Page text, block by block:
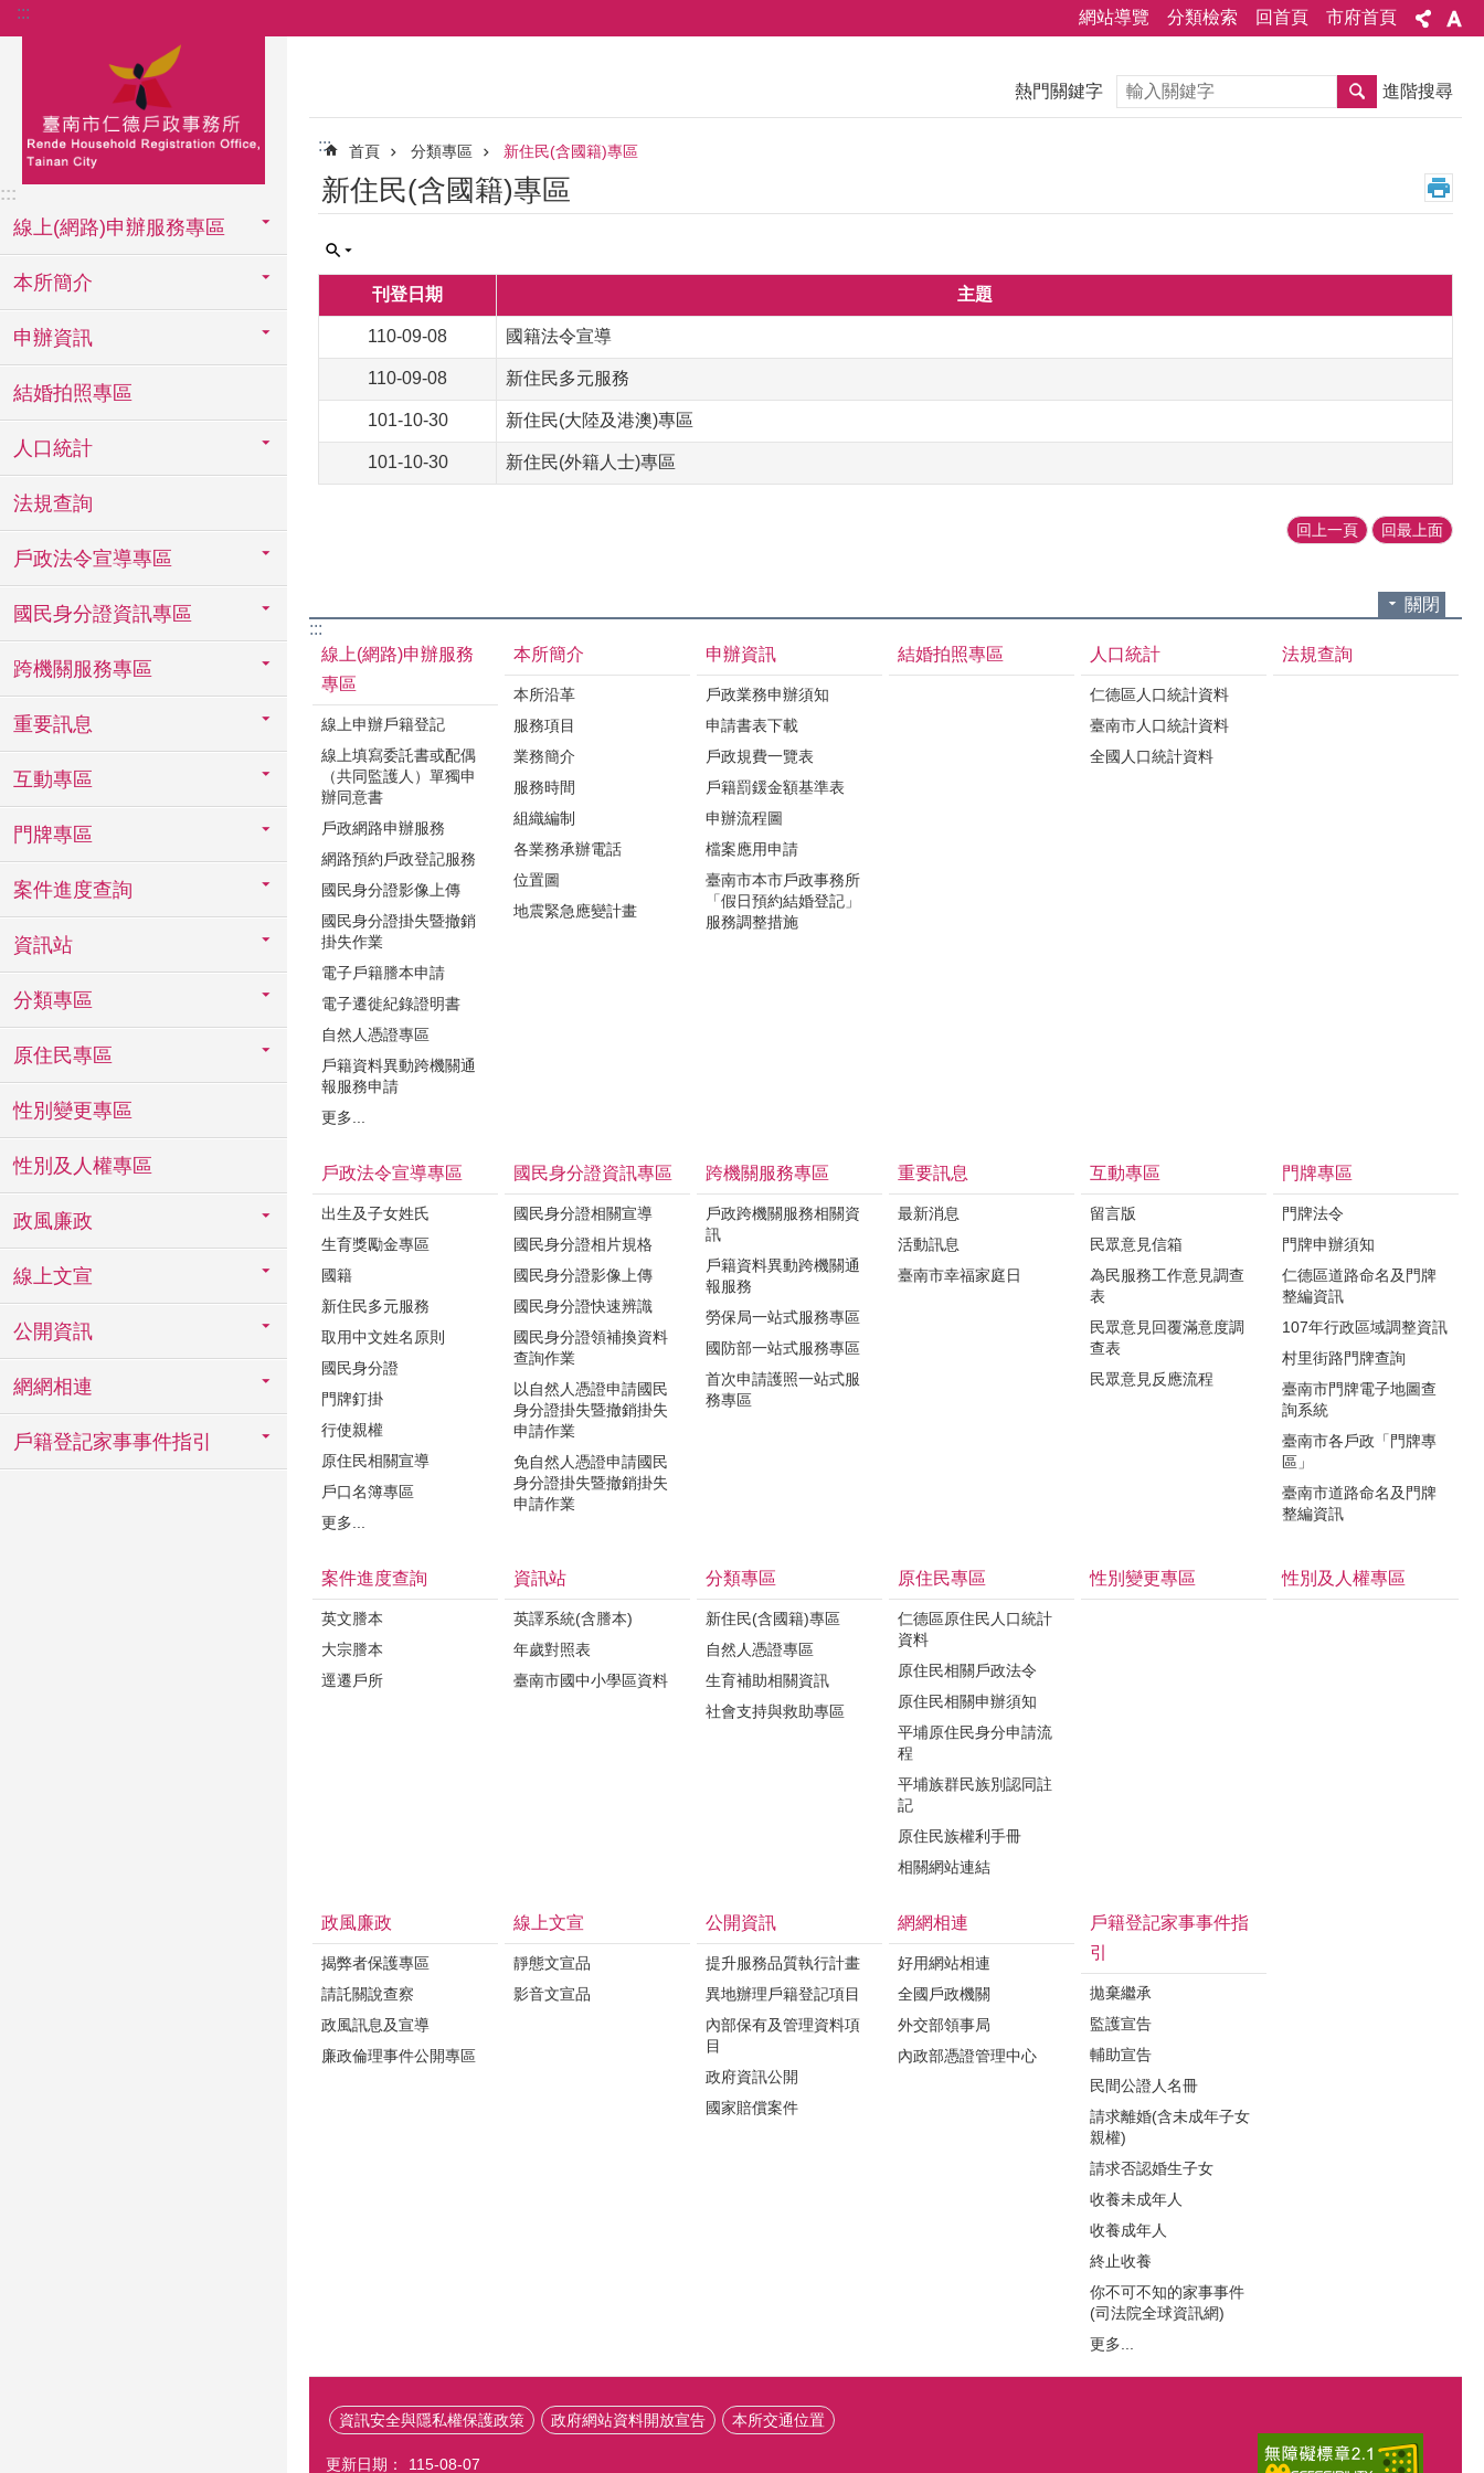
跳到主要內容區塊
::: 網站導覽 分類檢索 回首頁 市府首頁
:::
線上(網路)申辦服務專區
本所簡介
申辦資訊
結婚拍照專區
人口統計
法規查詢
戶政法令宣導專區
國民身分證資訊專區
跨機關服務專區
重要訊息
互動專區
門牌專區
案件進度查詢
資訊站
分類專區
原住民專區
性別變更專區
性別及人權專區
政風廉政
線上文宣
公開資訊
網網相連
戶籍登記家事事件指引
熱門關鍵字 搜尋 進階搜尋
::: 首頁 分類專區 新住民(含國籍)專區
新住民(含國籍)專區
刊登日期 主題
110-09-08 國籍法令宣導
110-09-08 新住民多元服務
101-10-30 新住民(大陸及港澳)專區
101-10-30 新住民(外籍人士)專區
回上一頁 回最上面
關閉
:::
線上(網路)申辦服務
專區
線上申辦戶籍登記
線上填寫委託書或配偶
（共同監護人）單獨申
辦同意書
戶政網路申辦服務
網路預約戶政登記服務
國民身分證影像上傳
國民身分證掛失暨撤銷
掛失作業
電子戶籍謄本申請
電子遷徙紀錄證明書
自然人憑證專區
戶籍資料異動跨機關通
報服務申請
更多...
本所簡介
本所沿革
服務項目
業務簡介
服務時間
組織編制
各業務承辦電話
位置圖
地震緊急應變計畫
申辦資訊
戶政業務申辦須知
申請書表下載
戶政規費一覽表
戶籍罰鍰金額基準表
申辦流程圖
檔案應用申請
臺南市本市戶政事務所
「假日預約結婚登記」
服務調整措施
結婚拍照專區 人口統計
仁德區人口統計資料
臺南市人口統計資料
全國人口統計資料
法規查詢
戶政法令宣導專區
出生及子女姓氏
生育獎勵金專區
國籍
新住民多元服務
取用中文姓名原則
國民身分證
門牌釘掛
行使親權
原住民相關宣導
戶口名簿專區
更多...
國民身分證資訊專區
國民身分證相關宣導
國民身分證相片規格
國民身分證影像上傳
國民身分證快速辨識
國民身分證領補換資料
查詢作業
以自然人憑證申請國民
身分證掛失暨撤銷掛失
申請作業
免自然人憑證申請國民
身分證掛失暨撤銷掛失
申請作業
跨機關服務專區
戶政跨機關服務相關資
訊
戶籍資料異動跨機關通
報服務
勞保局一站式服務專區
國防部一站式服務專區
首次申請護照一站式服
務專區
重要訊息
最新消息
活動訊息
臺南市幸福家庭日
互動專區
留言版
民眾意見信箱
為民服務工作意見調查
表
民眾意見回覆滿意度調
查表
民眾意見反應流程
門牌專區
門牌法令
門牌申辦須知
仁德區道路命名及門牌
整編資訊
107年行政區域調整資訊
村里街路門牌查詢
臺南市門牌電子地圖查
詢系統
臺南市各戶政「門牌專
區」
臺南市道路命名及門牌
整編資訊
案件進度查詢
英文謄本
大宗謄本
逕遷戶所
資訊站
英譯系統(含謄本)
年歲對照表
臺南市國中小學區資料
分類專區
新住民(含國籍)專區
自然人憑證專區
生育補助相關資訊
社會支持與救助專區
原住民專區
仁德區原住民人口統計
資料
原住民相關戶政法令
原住民相關申辦須知
平埔原住民身分申請流
程
平埔族群民族別認同註
記
原住民族權利手冊
相關網站連結
性別變更專區 性別及人權專區
政風廉政
揭弊者保護專區
請託關說查察
政風訊息及宣導
廉政倫理事件公開專區
線上文宣
靜態文宣品
影音文宣品
公開資訊
提升服務品質執行計畫
異地辦理戶籍登記項目
內部保有及管理資料項
目
政府資訊公開
國家賠償案件
網網相連
好用網站相連
全國戶政機關
外交部領事局
內政部憑證管理中心
戶籍登記家事事件指
引
拋棄繼承
監護宣告
輔助宣告
民間公證人名冊
請求離婚(含未成年子女
親權)
請求否認婚生子女
收養未成年人
收養成年人
終止收養
你不可不知的家事事件
(司法院全球資訊網)
更多...
資訊安全與隱私權保護政策 政府網站資料開放宣告 本所交通位置
更新日期： 115-08-07